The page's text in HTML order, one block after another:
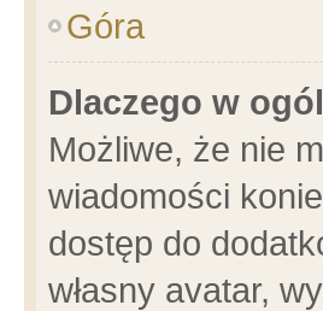
Góra
Dlaczego w
Możliwe, że nie
wiadomości
dostęp do
własny avatar,